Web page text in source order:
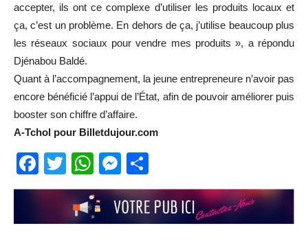
accepter, ils ont ce complexe d’utiliser les produits locaux et
ça, c’est un problème. En dehors de ça, j’utilise beaucoup plus
les réseaux sociaux pour vendre mes produits », a répondu
Djénabou Baldé.
Quant à l’accompagnement, la jeune entrepreneure n’avoir pas
encore bénéficié l’appui de l’État, afin de pouvoir améliorer puis
booster son chiffre d’affaire.
A-Tchol pour Billetdujour.com
Facebook
TwitterWhatsApp
Messenger